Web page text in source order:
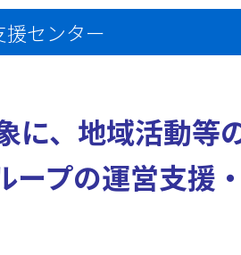
センター
に、地域活動等
ープの運営支援